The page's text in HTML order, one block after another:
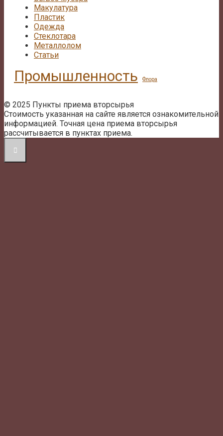
Макулатура
Пластик
Одежда
Стеклотара
Металлолом
Статьи
Промышленность Флора
© 2025 Пункты приема вторсырья
Стоимость указанная на сайте является ознакомительной
информацией. Точная цена приема вторсырья
рассчитывается в пунктах приема.